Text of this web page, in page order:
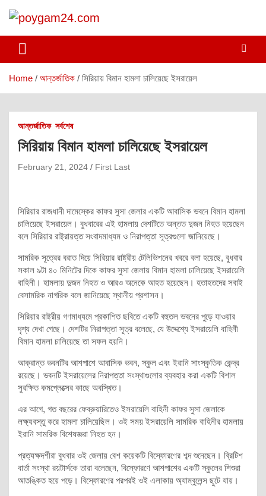
poygam24.com
poygam24.com
Home আন্তর্জাতিক সিরিয়ায় বিমান হামলা চালিয়েছে ইসরায়েল
আন্তর্জাতিক সর্বশেষ
সিরিয়ায় বিমান হামলা চালিয়েছে ইসরায়েল
February 21, 2024 First Last
সিরিয়ার রাজধানী দামেস্কের কাফর সুসা জেলার একটি আবাসিক ভবনে বিমান হামলা
চালিয়েছে ইসরায়েল। বুধবারের এই হামলায় দেশটিতে অন্তত দুজন নিহত হয়েছেন
বলে সিরিয়ার রাষ্ট্রায়ত্ত সংবাদমাধ্যম ও নিরাপত্তা সূত্রগুলো জানিয়েছে।
সামরিক সূত্রের বরাত দিয়ে সিরিয়ার রাষ্ট্রীয় টেলিভিশনের খবরে বলা হয়েছে, বুধবার
সকাল ৯টা ৪০ মিনিটের দিকে কাফর সুসা জেলায় বিমান হামলা চালিয়েছে ইসরায়েলি
বাহিনী। হামলায় দুজন নিহত ও আরও অনেকে আহত হয়েছেন। হতাহতদের সবাই
বেসামরিক নাগরিক বলে জানিয়েছে স্থানীয় প্রশাসন।
সিরিয়ার রাষ্ট্রীয় গণমাধ্যমে প্রকাশিত ছবিতে একটি বহুতল ভবনের পুড়ে যাওয়ার
দৃশ্য দেখা গেছে। দেশটির নিরাপত্তা সূত্র বলেছে, যে উদ্দেশ্যে ইসরায়েলি বাহিনী
বিমান হামলা চালিয়েছে তা সফল হয়নি।
আক্রান্ত ভবনটির আশপাশে আবাসিক ভবন, স্কুল এবং ইরানি সাংস্কৃতিক কেন্দ্র
রয়েছে। ভবনটি ইসরায়েলের নিরাপত্তা সংস্থাগুলোর ব্যবহার করা একটি বিশাল
সুরক্ষিত কমপ্লেক্সের কাছে অবস্থিত।
এর আগে, গত বছরের ফেব্রুয়ারিতেও ইসরায়েলি বাহিনী কাফর সুসা জেলাকে
লক্ষ্যবস্তু করে হামলা চালিয়েছিল। ওই সময় ইসরায়েলি সামরিক বাহিনীর হামলায়
ইরানি সামরিক বিশেষজ্ঞরা নিহত হন।
প্রত্যক্ষদর্শীরা বুধবার ওই জেলায় বেশ কয়েকটি বিস্ফোরণের শব্দ শুনেছেন। ব্রিটিশ
বার্তা সংস্থা রয়টার্সকে তারা বলেছেন, বিস্ফোরণে আশপাশের একটি স্কুলের শিশুরা
আতঙ্কিত হয়ে পড়ে। বিস্ফোরণের পরপরই ওই এলাকায় অ্যাম্বুলেন্স ছুটে যায়।